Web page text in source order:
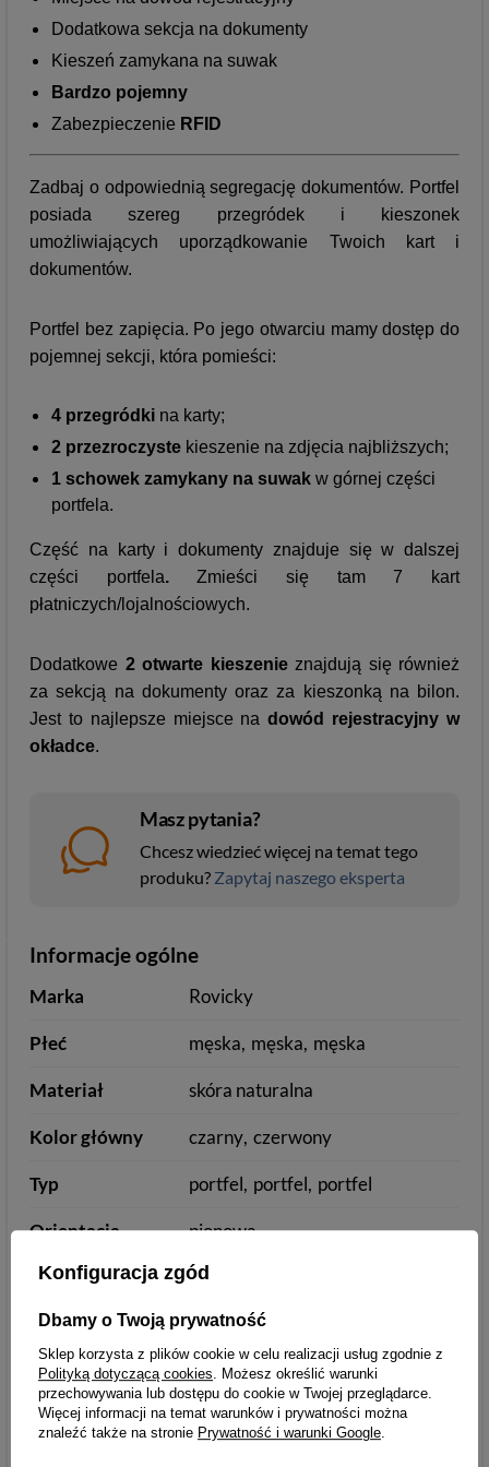
Dodatkowa sekcja na dokumenty
Kieszeń zamykana na suwak
Bardzo pojemny
Zabezpieczenie RFID
Zadbaj o odpowiednią segregację dokumentów. Portfel
posiada szereg przegródek i kieszonek
umożliwiających uporządkowanie Twoich kart i
dokumentów.
Portfel bez zapięcia. Po jego otwarciu mamy dostęp do
pojemnej sekcji, która pomieści:
4 przegródki na karty;
2 przezroczyste kieszenie na zdjęcia najbliższych;
1 schowek zamykany na suwak w górnej części
portfela.
Część na karty i dokumenty znajduje się w dalszej
części portfela.Zmieści się tam 7 kart
płatniczych/lojalnościowych.
Dodatkowe 2 otwarte kieszenieznajdują się również
za sekcją na dokumenty oraz za kieszonką na bilon.
Jest to najlepsze miejsce nadowód rejestracyjny w
okładce.
Masz pytania?
Chcesz wiedzieć więcej na temat tego
produku? Zapytaj naszego eksperta
Informacje ogólne
Marka Rovicky
Płeć męska męska męska
Materiał skóra naturalna
Kolor główny czarny czerwony
Typ portfel portfel portfel
Orientacja pionowa
Wielkość duża
Detale
Styl miejski/casual
Konfiguracja zgód
Dbamy o Twoją prywatność
Sklep korzysta z plików cookie w celu realizacji usług zgodnie z
Polityką dotyczącą cookies. Możesz określić warunki
przechowywania lub dostępu do cookie w Twojej przeglądarce.
Więcej informacji na temat warunków i prywatności można
znaleźć także na stronie Prywatność i warunki Google.